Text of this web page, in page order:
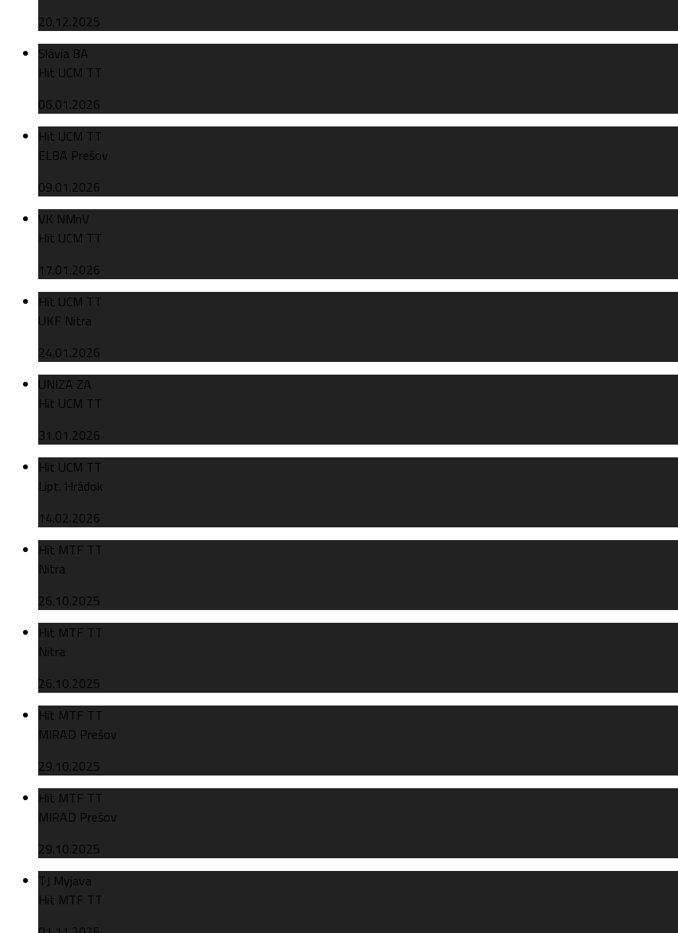
20.12.2025
Slávia BA
Hit UCM TT
06.01.2026
Hit UCM TT
ELBA Prešov
09.01.2026
VK NMnV
Hit UCM TT
17.01.2026
Hit UCM TT
UKF Nitra
24.01.2026
UNIZA ZA
Hit UCM TT
31.01.2026
Hit UCM TT
Lipt. Hrádok
14.02.2026
Hit MTF TT
Nitra
26.10.2025
Hit MTF TT
Nitra
26.10.2025
Hit MTF TT
MIRAD Prešov
29.10.2025
Hit MTF TT
MIRAD Prešov
29.10.2025
TJ Myjava
Hit MTF TT